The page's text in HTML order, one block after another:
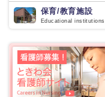
保育/教育施設
Educational institutions